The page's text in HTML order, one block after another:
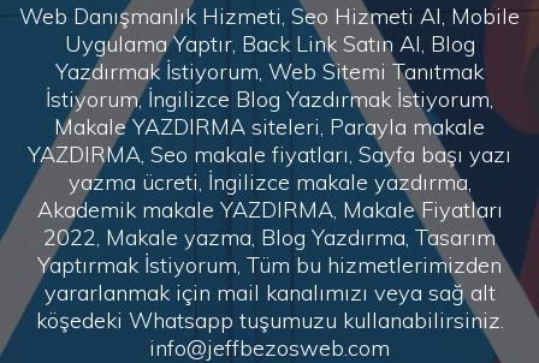
Web Danışmanlık Hizmeti, Seo Hizmeti Al, Mobile
Uygulama Yaptır, Back Link Satın Al, Blog
Yazdırmak İstiyorum, Web Sitemi Tanıtmak
İstiyorum, İngilizce Blog Yazdırmak İstiyorum,
Makale YAZDIRMA siteleri, Parayla makale
YAZDIRMA, Seo makale fiyatları, Sayfa başı yazı
yazma ücreti, İngilizce makale yazdırma,
Akademik makale YAZDIRMA, Makale Fiyatları
2022, Makale yazma, Blog Yazdırma, Tasarım
Yaptırmak İstiyorum, Tüm bu hizmetlerimizden
yararlanmak için mail kanalımızı veya sağ alt
köşedeki Whatsapp tuşumuzu kullanabilirsiniz.
info@jeffbezosweb.com